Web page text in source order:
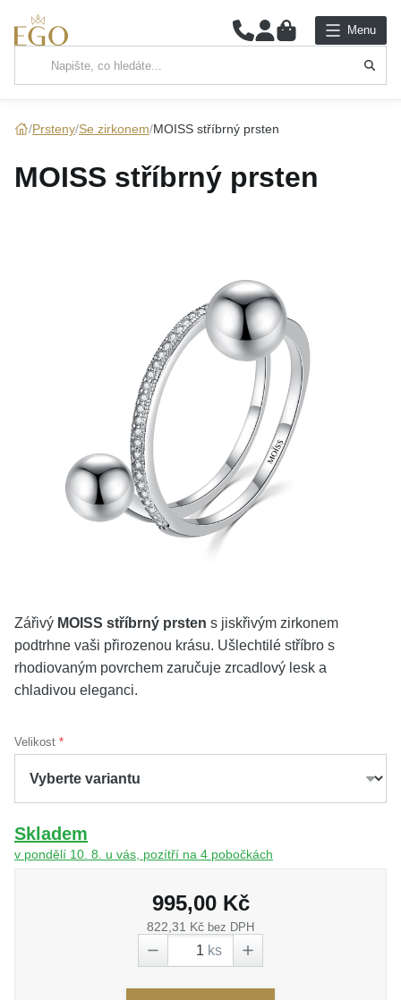
0 Menu
Hlavní kategorie
Prsteny Se zirkonem MOISS stříbrný prsten
MOISS stříbrný prsten
Zářivý MOISS stříbrný prsten s jiskřivým zirkonem
podtrhne vaši přirozenou krásu. Ušlechtilé stříbro s
rhodiovaným povrchem zaručuje zrcadlový lesk a
chladivou eleganci.
Velikost
Skladem
v pondělí 10. 8. u vás, pozítří na 4 pobočkách
995,00 Kč
822,31 Kč bez DPH
ks